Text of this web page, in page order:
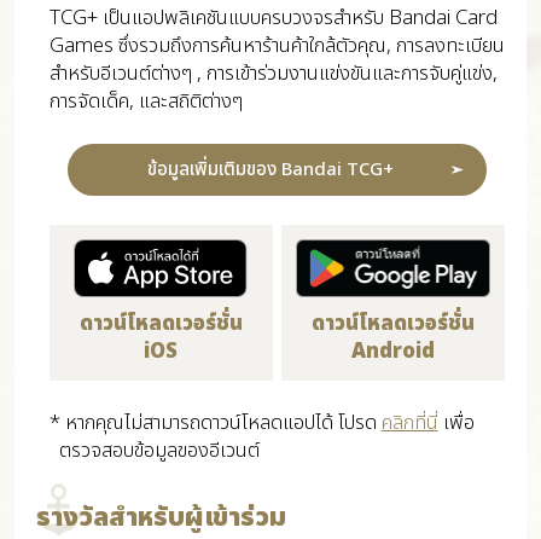
TCG+ เป็นแอปพลิเคชันแบบครบวงจรสำหรับ Bandai Card
Games ซึ่งรวมถึงการค้นหาร้านค้าใกล้ตัวคุณ, การลงทะเบียน
สำหรับอีเวนต์ต่างๆ , การเข้าร่วมงานแข่งขันและการจับคู่แข่ง,
การจัดเด็ค, และสถิติต่างๆ
ข้อมูลเพิ่มเติมของ Bandai TCG+
ดาวน์โหลดเวอร์ชั่น
iOS
ดาวน์โหลดเวอร์ชั่น
Android
* หากคุณไม่สามารถดาวน์โหลดแอปได้ โปรดคลิกที่นี่เพื่อ
ตรวจสอบข้อมูลของอีเวนต์
รางวัลสำหรับผู้เข้าร่วม